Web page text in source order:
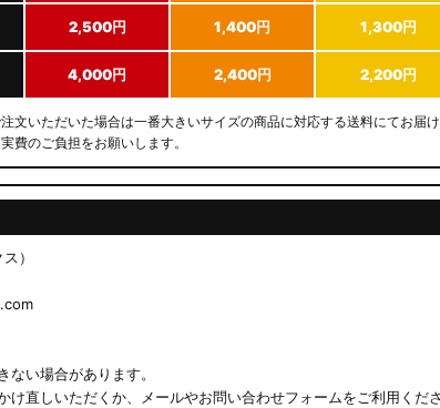
2,500円 1,400円 1,300円
4,000円 2,400円 2,200円
文いただいた場合は一番大きいサイズの商品に対応する送料にてお届け
費のご負担をお願いします。
）
い場合があります。
直しいただくか、メールやお問い合わせフォームをご利用くださ